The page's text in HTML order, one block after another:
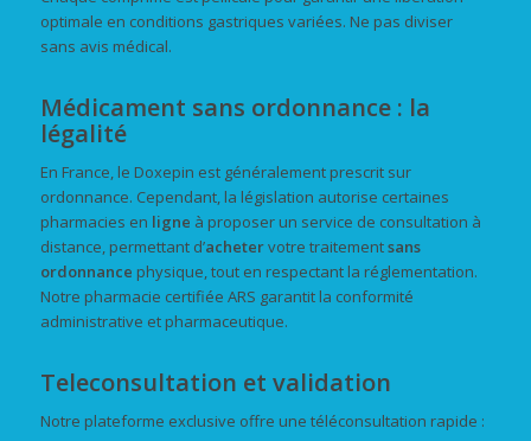
optimale en conditions gastriques variées. Ne pas diviser
sans avis médical.
Médicament sans ordonnance : la
légalité
En France, le Doxepin est généralement prescrit sur
ordonnance. Cependant, la législation autorise certaines
pharmacies en ligne à proposer un service de consultation à
distance, permettant d’achetervotre traitementsans
ordonnance physique, tout en respectant la réglementation.
Notre pharmacie certifiée ARS garantit la conformité
administrative et pharmaceutique.
Teleconsultation et validation
Notre plateforme exclusive offre une téléconsultation rapide :